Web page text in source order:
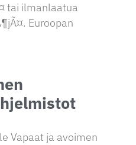
tai ilmanlaatua
Euroopan
Vapaat ja avoimen